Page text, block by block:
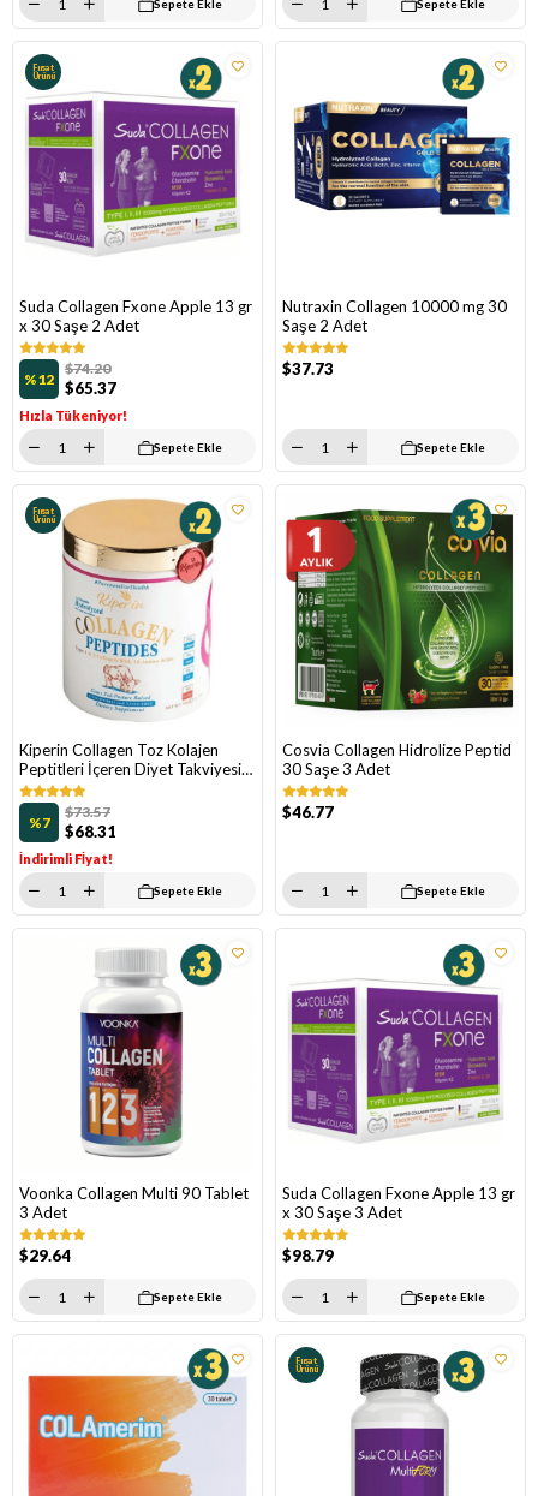
Sepete Ekle Sepete Ekle
Suda Collagen Fxone Apple 13 gr
x 30 Saşe 2 Adet
%12 $65.37
$74.20
Hızla Tükeniyor!
Fırsat
Ürünü
Sepete Ekle
Nutraxin Collagen 10000 mg 30
Saşe 2 Adet
$37.73
Sepete Ekle
Kiperin Collagen Toz Kolajen
Peptitleri İçeren Diyet Takviyesi
500 gr 2 Adet
%7 $68.31
$73.57
İndirimli Fİyat!
Fırsat
Ürünü
Sepete Ekle
Cosvia Collagen Hidrolize Peptid
30 Saşe 3 Adet
$46.77
Sepete Ekle
Voonka Collagen Multi 90 Tablet
3 Adet
$29.64
Sepete Ekle
Suda Collagen Fxone Apple 13 gr
x 30 Saşe 3 Adet
$98.79
Sepete Ekle
Fırsat
Ürünü